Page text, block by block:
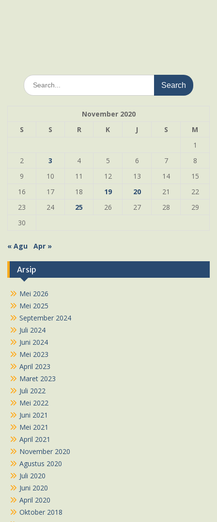
Search
for:
November 2020
S
S R K J S
M
1
2
3 4 5 6 7
8
9
10 11 12 13 14
15
16
17 18 19 20 21
22
23
24 25 26 27 28
29
30
« Agu Apr »
Arsip
Mei 2026
Mei 2025
September 2024
Juli 2024
Juni 2024
Mei 2023
April 2023
Maret 2023
Juli 2022
Mei 2022
Juni 2021
Mei 2021
April 2021
November 2020
Agustus 2020
Juli 2020
Juni 2020
April 2020
Oktober 2018